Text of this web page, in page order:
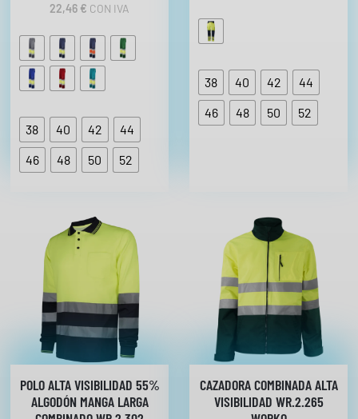
22,46 € CON IVA
38 40 42
44
46
48 50 52
38 40 42
44
46
48 50 52
POLO ALTA VISIBILIDAD 55%
ALGODÓN MANGA LARGA
CAZADORA COMBINADA ALTA
VISIBILIDAD WR.2.265